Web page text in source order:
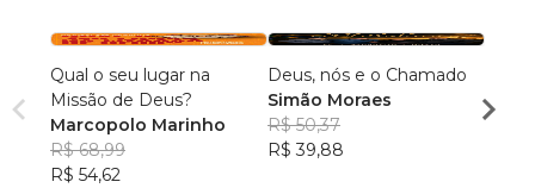
Qual o seu lugar na
Missão de Deus?
Marcopolo Marinho
R$ 68,99
R$ 54,62
Deus, nós e o Chamado
Simão Moraes
R$ 50,37
R$ 39,88